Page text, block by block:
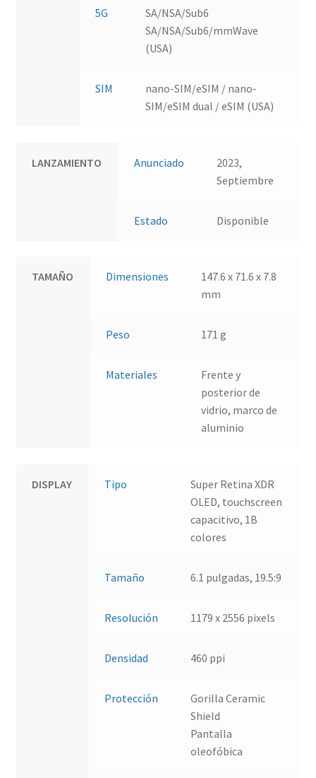
5G
SA/NSA/Sub6
SA/NSA/Sub6/mmWave
(USA)
SIM
nano-SIM/eSIM / nano-
SIM/eSIM dual / eSIM (USA)
LANZAMIENTO Anunciado
2023,
Septiembre
Estado Disponible
TAMAÑO Dimensiones
147.6 x 71.6 x 7.8
mm
Peso 171 g
Materiales
Frente y
posterior de
vidrio, marco de
aluminio
DISPLAY Tipo
Super Retina XDR
OLED, touchscreen
capacitivo, 1B
colores
Tamaño 6.1 pulgadas, 19.5:9
Resolución 1179 x 2556 pixels
Densidad 460 ppi
Protección
Gorilla Ceramic
Shield
Pantalla
oleofóbica